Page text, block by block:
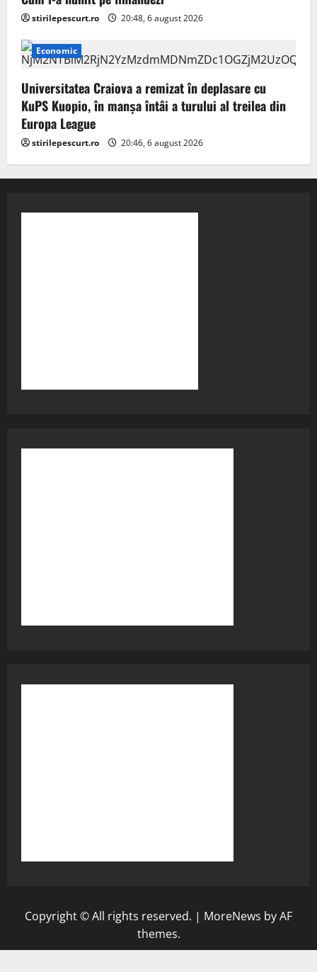
stirilepescurt.ro 20:48, 6 august 2026
Economic
Universitatea Craiova a remizat în deplasare cu
KuPS Kuopio, în manşa întâi a turului al treilea din
Europa League
stirilepescurt.ro 20:46, 6 august 2026
Copyright © All rights reserved. | MoreNews by AF
themes.